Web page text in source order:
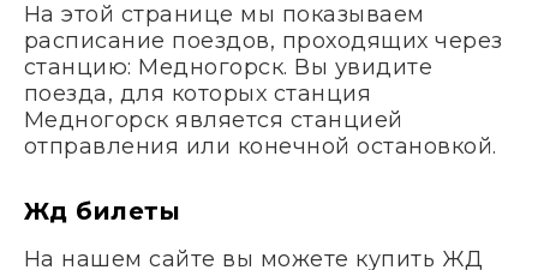
На этой странице мы показываем
расписание поездов, проходящих через
станцию: Медногорск. Вы увидите
поезда, для которых станция
Медногорск является станцией
отправления или конечной остановкой.
Жд билеты
На нашем сайте вы можете купить ЖД